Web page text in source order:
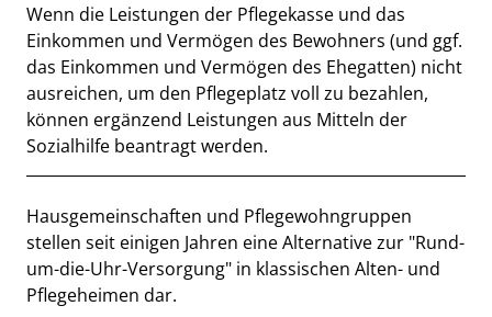
Kurzbeschreibung
Wenn die Leistungen der Pflegekasse und das
Einkommen und Vermögen des Bewohners (und ggf.
das Einkommen und Vermögen des Ehegatten) nicht
ausreichen, um den Pflegeplatz voll zu bezahlen,
können ergänzend Leistungen aus Mitteln der
Sozialhilfe beantragt werden.
Beschreibung
Hausgemeinschaften und Pflegewohngruppen
stellen seit einigen Jahren eine Alternative zur "Rund-
um-die-Uhr-Versorgung" in klassischen Alten- und
Pflegeheimen dar.